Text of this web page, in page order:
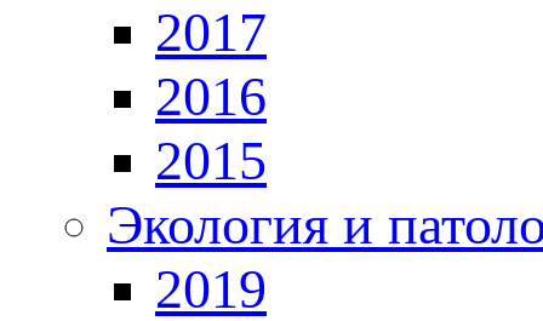
2017
2016
2015
Экология и
2019